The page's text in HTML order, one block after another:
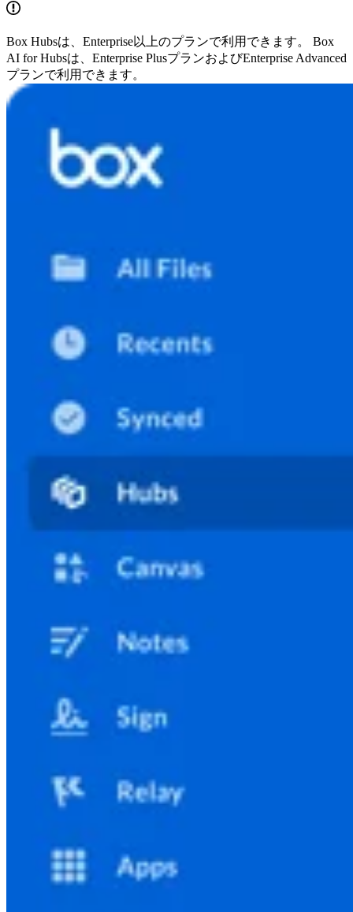
Box Hubsは、Enterprise以上のプランで利用できます。 Box
AI for Hubsは、Enterprise PlusプランおよびEnterprise Advanced
プランで利用できます。